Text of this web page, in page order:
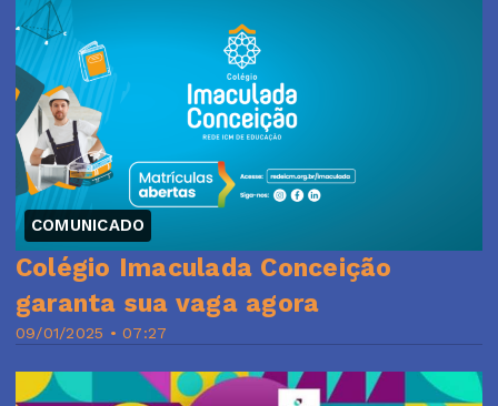
COMUNICADO
09/01/2025 • 07:27
Colégio Imaculada Conceição
garanta sua vaga agora